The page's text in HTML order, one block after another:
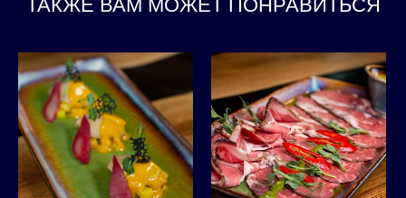
ТАКЖЕ ВАМ МОЖЕТ ПОНРАВИТЬСЯ